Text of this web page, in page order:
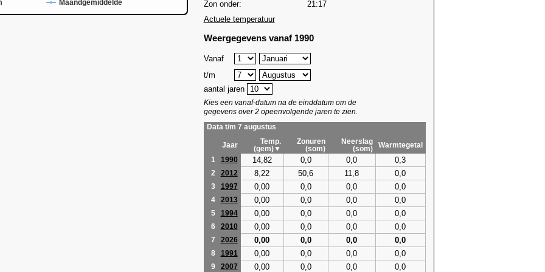
Maandgemiddelde
Zon onder:
21:17
Actuele temperatuur
Weergegevens vanaf 1990
Vanaf
t/m
aantal jaren
Kies een vanaf-datum na de einddatum om de
gegevens over 2 opeenvolgende jaren te zien.
Data t/m 7 augustus
Jaar
Temp.
(gem)▼
Zonuren
(som)
Neerslag
(som)
Warmtegetal
1
1990 14,82 0,0 0,0 0,3
2 2012 8,22 50,6 11,8 0,0
3 1997 0,00 0,0 0,0 0,0
4 2013 0,00 0,0 0,0 0,0
5 1994 0,00 0,0 0,0 0,0
6 2010 0,00 0,0 0,0 0,0
7 2026 0,00 0,0 0,0 0,0
8 1991 0,00 0,0 0,0 0,0
9 2007 0,00 0,0 0,0 0,0